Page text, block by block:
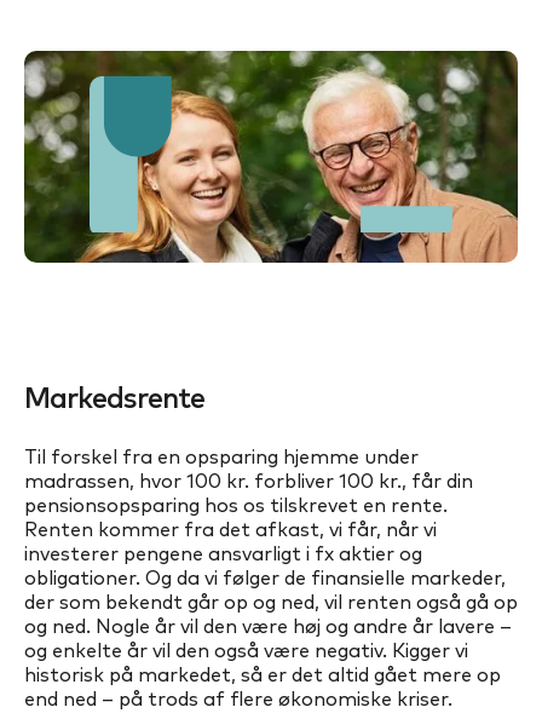
Markedsrente
Til forskel fra en opsparing hjemme under
madrassen, hvor 100 kr. forbliver 100 kr., får din
pensionsopsparing hos os tilskrevet en rente.
Renten kommer fra det afkast, vi får, når vi
investerer pengene ansvarligt i fx aktier og
obligationer. Og da vi følger de finansielle markeder,
der som bekendt går op og ned, vil renten også gå op
og ned. Nogle år vil den være høj og andre år lavere –
og enkelte år vil den også være negativ. Kigger vi
historisk på markedet, så er det altid gået mere op
end ned – på trods af flere økonomiske kriser.